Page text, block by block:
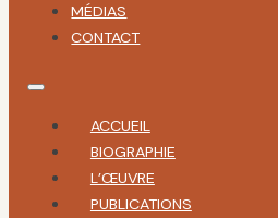
MÉDIAS
CONTACT
ACCUEIL
BIOGRAPHIE
L’ŒUVRE
PUBLICATIONS